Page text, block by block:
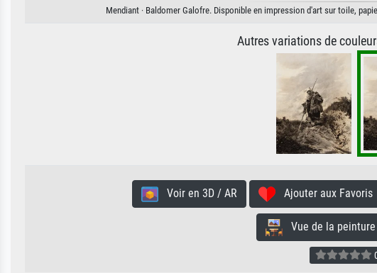
Mendiant · Baldomer Galofre. Disponible en impression d'art sur toile,
Autres variations de
Voir en 3D / AR Ajouter aux Favoris
Vue de la peinture